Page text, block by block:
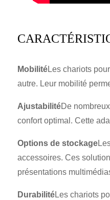
MobilitéLes chariots
autre. Leur mobilité
AjustabilitéDe
confort optimal. Cette
Options de stockage
accessoires. Ces
présentations
DurabilitéLes chariots